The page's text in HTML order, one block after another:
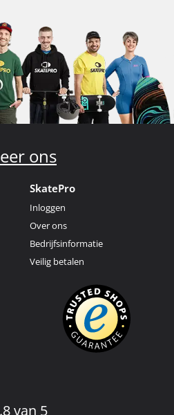
ons
SkatePro
Inloggen
Over ons
Bedrijfsinformatie
Veilig betalen
van 5